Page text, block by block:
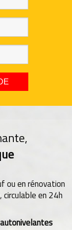
ou en rénovation
en 24h